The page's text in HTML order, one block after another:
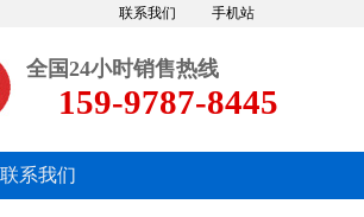
手机站
联系我们
全国24小时销售热线
159-9787-8445
联系我们